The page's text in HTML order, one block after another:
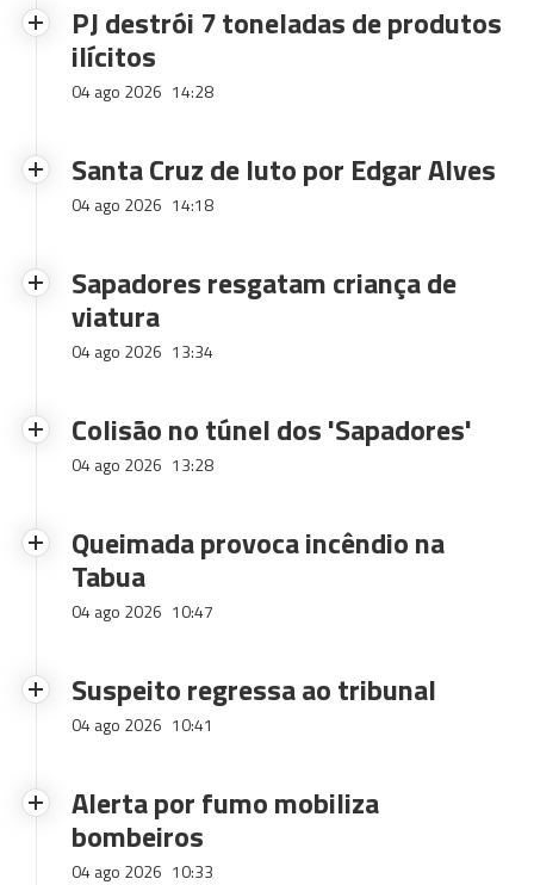
PJ destrói 7 toneladas de produtos
ilícitos
04 ago 2026 14:28
Santa Cruz de luto por Edgar Alves
04 ago 2026 14:18
Sapadores resgatam criança de
viatura
04 ago 2026 13:34
Colisão no túnel dos 'Sapadores'
04 ago 2026 13:28
Queimada provoca incêndio na
Tabua
04 ago 2026 10:47
Suspeito regressa ao tribunal
04 ago 2026 10:41
Alerta por fumo mobiliza
bombeiros
04 ago 2026 10:33